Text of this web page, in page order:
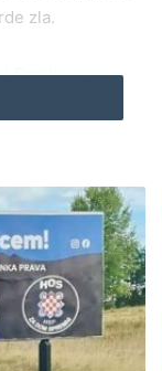
zla.
Sarajeva na
18 sati.